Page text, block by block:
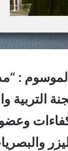
:
التربية